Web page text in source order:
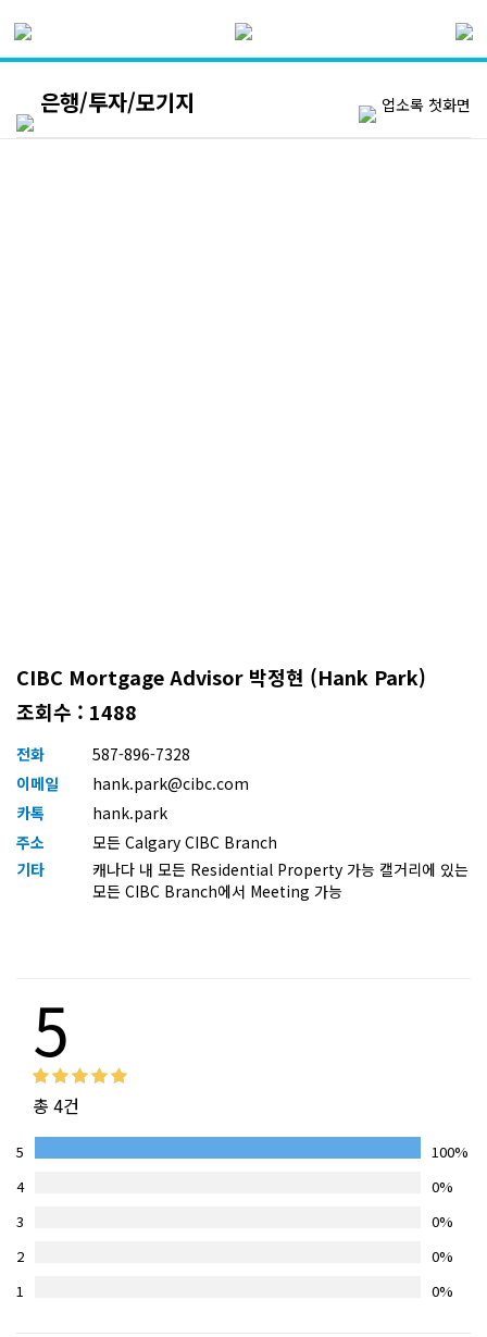
은행/투자/모기지 업소록 첫화면
CIBC Mortgage Advisor 박정현 (Hank Park)
조회수 : 1488
전화
587-896-7328
이메일
hank.park@cibc.com
카톡
hank.park
주소
모든 Calgary CIBC Branch
기타
캐나다 내 모든 Residential Property 가능 캘거리에 있는
모든 CIBC Branch에서 Meeting 가능
5
총 4건
5
100%
4
0%
3
0%
2
0%
1
0%